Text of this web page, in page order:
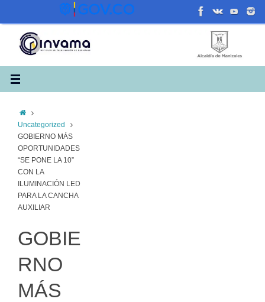
contenido
Inicio
Uncategorized
GOBIERNO MÁS
OPORTUNIDADES
“SE PONE LA 10”
CON LA
ILUMINACIÓN LED
PARA LA CANCHA
AUXILIAR
GOBIE
RNO
MÁS